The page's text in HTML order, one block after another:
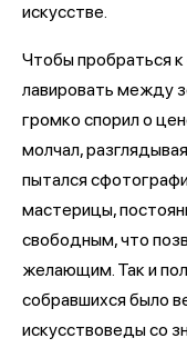
искусстве.
Чтобы пробраться
лавировать между
громко спорил о
молчал,
пытался
мастерицы,
свободным, что
желающим. Так и
собравшихся было
искусствоведы со